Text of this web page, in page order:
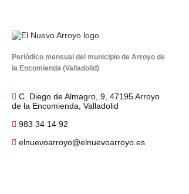
Periódico mensual del municipio de Arroyo de
la Encomienda (Valladolid)
C. Diego de Almagro, 9, 47195 Arroyo
de la Encomienda, Valladolid
983 34 14 92
elnuevoarroyo@elnuevoarroyo.es